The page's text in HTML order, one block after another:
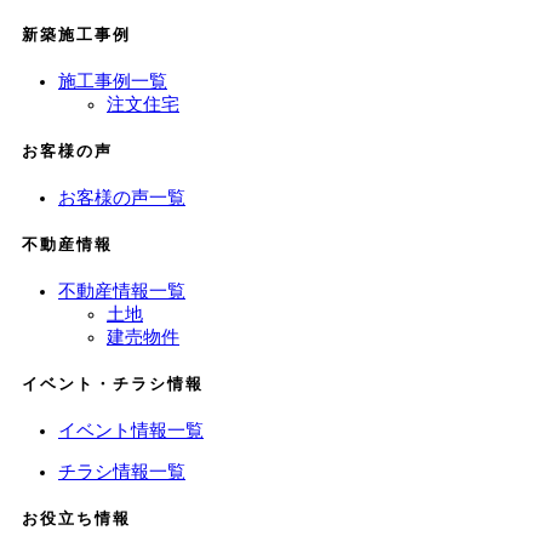
新築施工事例
施工事例一覧
注文住宅
お客様の声
お客様の声一覧
不動産情報
不動産情報一覧
土地
建売物件
イベント・チラシ情報
イベント情報一覧
チラシ情報一覧
お役立ち情報